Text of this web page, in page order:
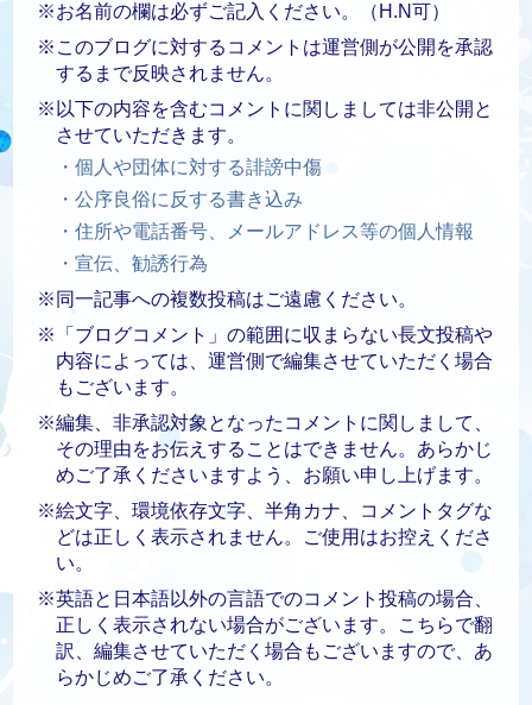
※お名前の欄は必ずご記入ください。（H.N可）
※このブログに対するコメントは運営側が公開を承認
するまで反映されません。
※以下の内容を含むコメントに関しましては非公開と
させていただきます。
・個人や団体に対する誹謗中傷
・公序良俗に反する書き込み
・住所や電話番号、メールアドレス等の個人情報
・宣伝、勧誘行為
※同一記事への複数投稿はご遠慮ください。
※「ブログコメント」の範囲に収まらない長文投稿や
内容によっては、運営側で編集させていただく場合
もございます。
※編集、非承認対象となったコメントに関しまして、
その理由をお伝えすることはできません。あらかじ
めご了承くださいますよう、お願い申し上げます。
※絵文字、環境依存文字、半角カナ、コメントタグな
どは正しく表示されません。ご使用はお控えくださ
い。
※英語と日本語以外の言語でのコメント投稿の場合、
正しく表示されない場合がございます。こちらで翻
訳、編集させていただく場合もございますので、あ
らかじめご了承ください。